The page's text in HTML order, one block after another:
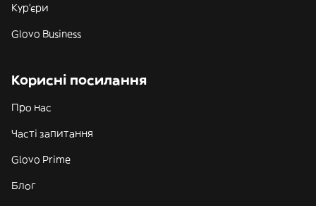
Кур'єри
Glovo Business
Корисні посилання
Про нас
Часті запитання
Glovo Prime
Блог